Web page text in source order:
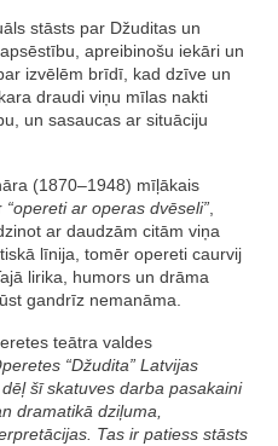
stāsts par Džuditas un
apreibinošu iekāri un
izvēlēm brīdī, kad dzīve un
draudi viņu mīlas nakti
un sasaucas ar situāciju
(1870–1948) mīļākais
“opereti ar operas dvēseli”
ar daudzām citām viņa
līnija, tomēr opereti caurvij
lirika, humors un drāma
gandrīz nemanāma.
teātra valdes
“Džudita” Latvijas
šī skatuves darba pasakaini
dramatikā dziļuma,
Tas ir patiess stāsts